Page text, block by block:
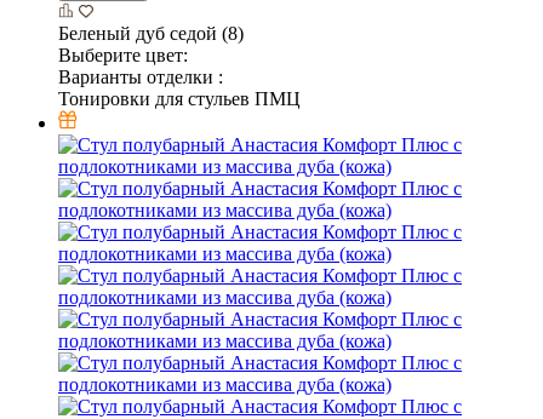
Беленый дуб седой (8)
Выберите цвет:
Варианты отделки :
Тонировки для стульев ПМЦ